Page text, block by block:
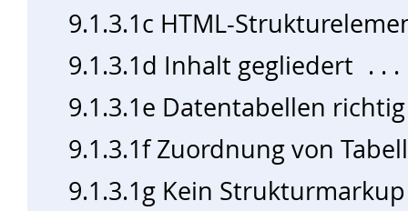
9.1.3.1c HTML-
9.1.3.1d Inhalt gegliedert
9.1.3.1e Datentabellen
9.1.3.1f Zuordnung von
9.1.3.1g Kein